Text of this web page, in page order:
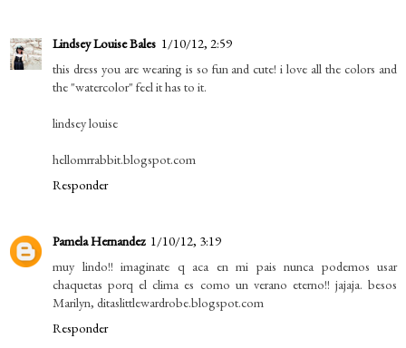
Lindsey Louise Bales 1/10/12, 2:59
this dress you are wearing is so fun and cute! i love all the colors and
the "watercolor" feel it has to it.
lindsey louise
hellomrrabbit.blogspot.com
Responder
Pamela Hernandez 1/10/12, 3:19
muy lindo!! imaginate q aca en mi pais nunca podemos usar
chaquetas porq el clima es como un verano eterno!! jajaja. besos
Marilyn, ditaslittlewardrobe.blogspot.com
Responder